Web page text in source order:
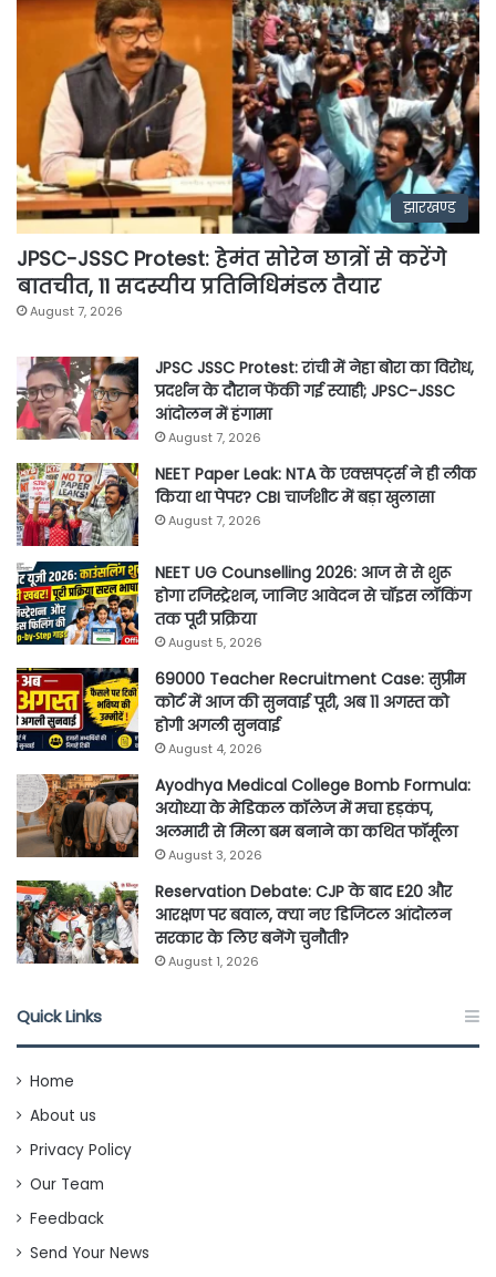
झारखण्ड
JPSC-JSSC Protest: हेमंत सोरेन छात्रों से करेंगे
बातचीत, 11 सदस्यीय प्रतिनिधिमंडल तैयार
August 7, 2026
JPSC JSSC Protest: रांची में नेहा बोरा का विरोध,
प्रदर्शन के दौरान फेंकी गई स्याही; JPSC-JSSC
आंदोलन में हंगामा
August 7, 2026
NEET Paper Leak: NTA के एक्सपर्ट्स ने ही लीक
किया था पेपर? CBI चार्जशीट में बड़ा खुलासा
August 7, 2026
NEET UG Counselling 2026: आज से से शुरू
होगा रजिस्ट्रेशन, जानिए आवेदन से चॉइस लॉकिंग
तक पूरी प्रक्रिया
August 5, 2026
69000 Teacher Recruitment Case: सुप्रीम
कोर्ट में आज की सुनवाई पूरी, अब 11 अगस्त को
होगी अगली सुनवाई
August 4, 2026
Ayodhya Medical College Bomb Formula:
अयोध्या के मेडिकल कॉलेज में मचा हड़कंप,
अलमारी से मिला बम बनाने का कथित फॉर्मूला
August 3, 2026
Reservation Debate: CJP के बाद E20 और
आरक्षण पर बवाल, क्या नए डिजिटल आंदोलन
सरकार के लिए बनेंगे चुनौती?
August 1, 2026
Quick Links
Home
About us
Privacy Policy
Our Team
Feedback
Send Your News